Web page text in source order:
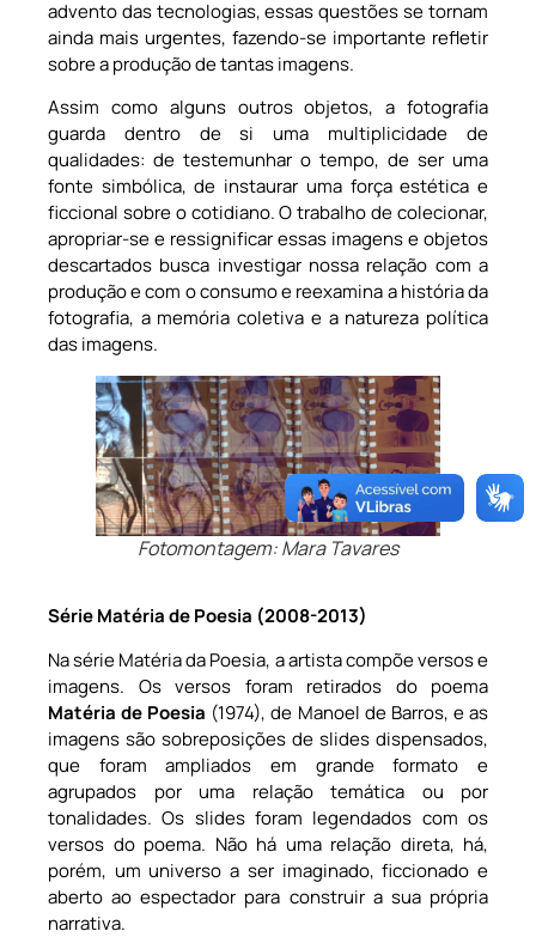
advento das tecnologias, essas questões se tornam
ainda mais urgentes, fazendo-se importante refletir
sobre a produção de tantas imagens.
Assim como alguns outros objetos, a fotografia
guarda dentro de si uma multiplicidade de
qualidades: de testemunhar o tempo, de ser uma
fonte simbólica, de instaurar uma força estética e
ficcional sobre o cotidiano. O trabalho de colecionar,
apropriar-se e ressignificar essas imagens e objetos
descartados busca investigar nossa relação com a
produção e com o consumo e reexamina a história da
fotografia, a memória coletiva e a natureza política
das imagens.
Fotomontagem: Mara Tavares
Série Matéria de Poesia (2008-2013)
Na série Matéria da Poesia, a artista compõe versos e
imagens. Os versos foram retirados do poema
Matéria de Poesia (1974), de Manoel de Barros, e as
imagens são sobreposições de slides dispensados,
que foram ampliados em grande formato e
agrupados por uma relação temática ou por
tonalidades. Os slides foram legendados com os
versos do poema. Não há uma relação direta, há,
porém, um universo a ser imaginado, ficcionado e
aberto ao espectador para construir a sua própria
narrativa.